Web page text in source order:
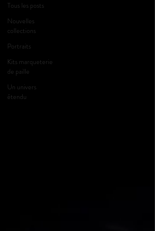
Tous les posts
Nouvelles
collections
Portraits
Kits marqueterie
de paille
Un univers
étendu